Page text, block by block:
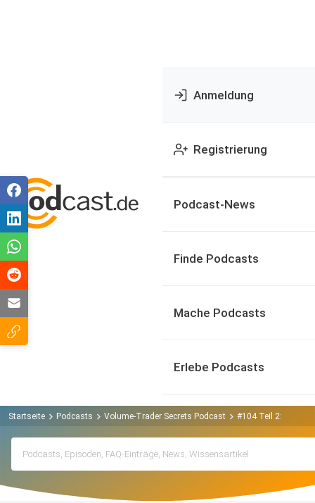
Anmeldung
Registrierung
Podcast-News
Finde Podcasts
Mache Podcasts
Erlebe Podcasts
Startseite Podcasts Volume-Trader Secrets Podcast #104 Teil 2: